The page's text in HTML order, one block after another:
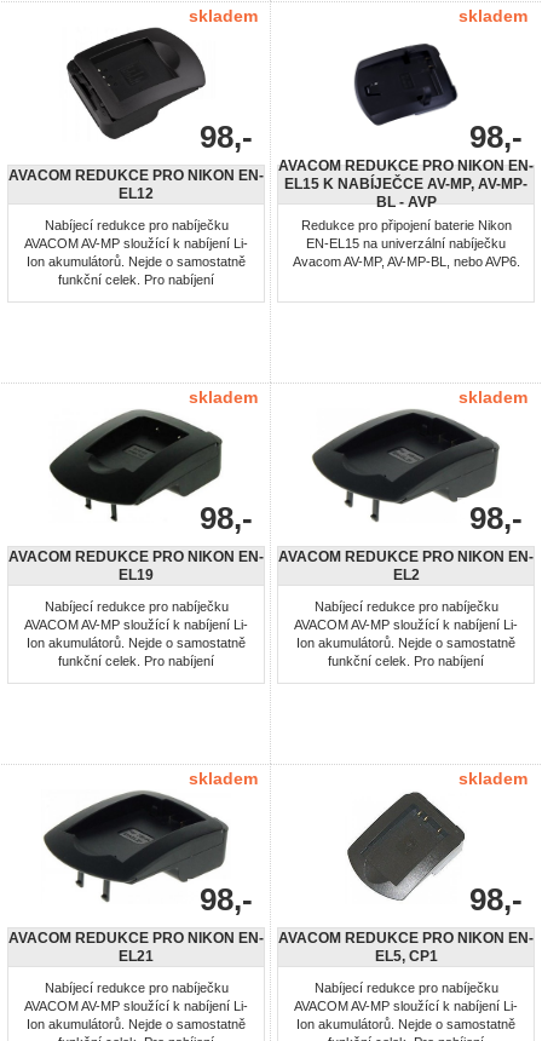
skladem
98,-
AVACOM REDUKCE PRO NIKON EN-
EL12
Nabíjecí redukce pro nabíječku
AVACOM AV-MP sloužící k nabíjení Li-
Ion akumulátorů. Nejde o samostatně
funkční celek. Pro nabíjení
skladem
98,-
AVACOM REDUKCE PRO NIKON EN-
EL15 K NABÍJEČCE AV-MP, AV-MP-
BL - AVP
Redukce pro připojení baterie Nikon
EN-EL15 na univerzální nabíječku
Avacom AV-MP, AV-MP-BL, nebo AVP6.
skladem
98,-
AVACOM REDUKCE PRO NIKON EN-
EL19
Nabíjecí redukce pro nabíječku
AVACOM AV-MP sloužící k nabíjení Li-
Ion akumulátorů. Nejde o samostatně
funkční celek. Pro nabíjení
skladem
98,-
AVACOM REDUKCE PRO NIKON EN-
EL2
Nabíjecí redukce pro nabíječku
AVACOM AV-MP sloužící k nabíjení Li-
Ion akumulátorů. Nejde o samostatně
funkční celek. Pro nabíjení
skladem
98,-
AVACOM REDUKCE PRO NIKON EN-
EL21
Nabíjecí redukce pro nabíječku
AVACOM AV-MP sloužící k nabíjení Li-
Ion akumulátorů. Nejde o samostatně
skladem
98,-
AVACOM REDUKCE PRO NIKON EN-
EL5, CP1
Nabíjecí redukce pro nabíječku
AVACOM AV-MP sloužící k nabíjení Li-
Ion akumulátorů. Nejde o samostatně